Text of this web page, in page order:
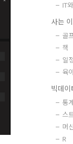
IT
사는
골
책
일
육
빅데
통
스
머
R